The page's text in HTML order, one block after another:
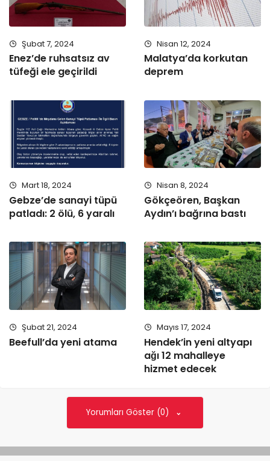
Şubat 7, 2024
Enez’de ruhsatsız av
tüfeği ele geçirildi
Nisan 12, 2024
Malatya’da korkutan
deprem
Mart 18, 2024
Gebze’de sanayi tüpü
patladı: 2 ölü, 6 yaralı
Nisan 8, 2024
Gökçeören, Başkan
Aydın’ı bağrına bastı
Şubat 21, 2024
Beefull’da yeni atama
Mayıs 17, 2024
Hendek’in yeni altyapı
ağı 12 mahalleye
hizmet edecek
Yorumları Göster (0)